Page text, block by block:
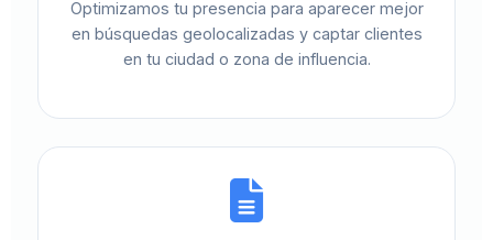
Optimizamos tu presencia para aparecer mejor
en búsquedas geolocalizadas y captar clientes
en tu ciudad o zona de influencia.